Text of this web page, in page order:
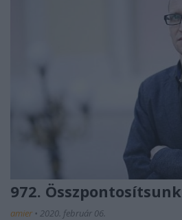
972. Összpontosítsunk
amier • 2020. február 06.